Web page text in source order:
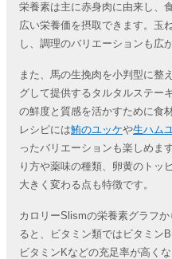
栄養素は主に赤身肉に由来し、
広い栄養価を摂取できます。玉
し、調理のバリエーションも広
また、馬の生挽肉を小判型に整
グして提供するタルタルステー
の鮮度と質感を活かすために食
レシピには鮪のユッケや生ハム
ったバリエーションも楽しめま
り方や薬味の種類、卵黄のトッ
大きく変わる点も特徴です。
カロリーSlismの栄養素グラフ
ると、ビタミン類ではビタミン
ビタミンKなどの充足率が高く